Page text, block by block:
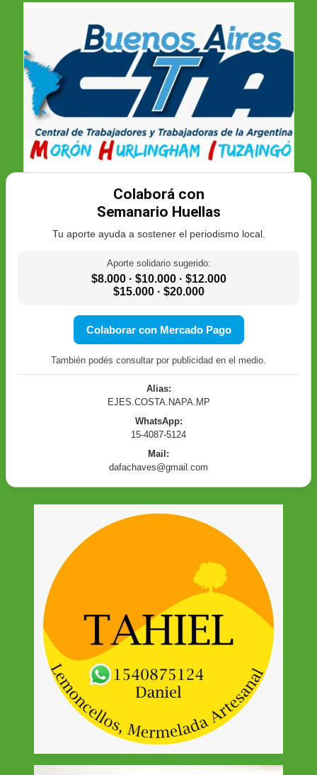
Colaborá con
Semanario Huellas
Tu aporte ayuda a sostener el periodismo local.
Aporte solidario sugerido:
$8.000 · $10.000 · $12.000
$15.000 · $20.000
Colaborar con Mercado Pago
También podés consultar por publicidad en el medio.
Alias:
EJES.COSTA.NAPA.MP
WhatsApp:
15-4087-5124
Mail:
dafachaves@gmail.com